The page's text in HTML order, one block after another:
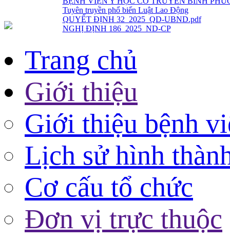
Trang chủ
Giới thiệu
Giới thiệu bệnh
Lịch sử hình
Cơ cấu tổ chức
Đơn vị trực thuộc
NGHỊ ĐỊNH 186_2025_ND-CP